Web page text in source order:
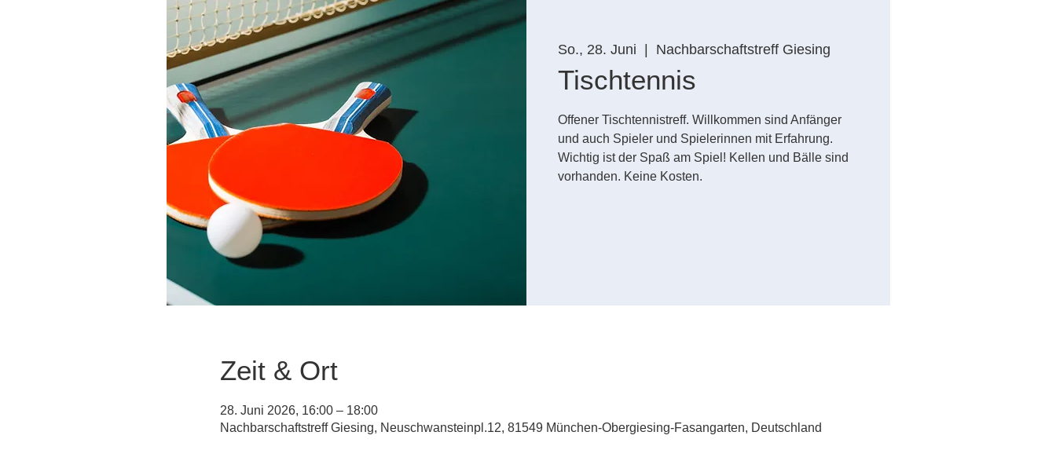
So., 28. Juni Nachbarschaftstreff Giesing
Tischtennis
Offener Tischtennistreff. Willkommen sind Anfänger
und auch Spieler und Spielerinnen mit Erfahrung.
Wichtig ist der Spaß am Spiel! Kellen und Bälle sind
vorhanden. Keine Kosten.
Zeit & Ort
28. Juni 2026, 16:00 – 18:00
Nachbarschaftstreff Giesing, Neuschwansteinpl.12, 81549 München-Obergiesing-Fasangarten, Deutschland